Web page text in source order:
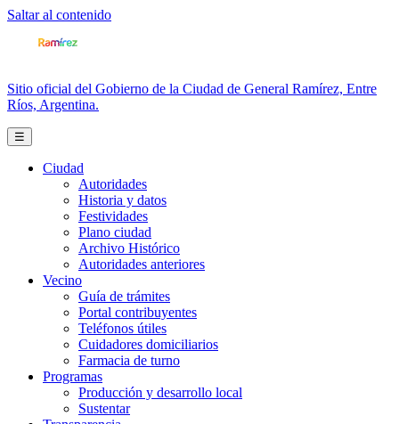
Saltar al contenido
Sitio oficial del Gobierno de la Ciudad de General Ramírez, Entre
Ríos, Argentina.
☰
Ciudad
Autoridades
Historia y datos
Festividades
Plano ciudad
Archivo Histórico
Autoridades anteriores
Vecino
Guía de trámites
Portal contribuyentes
Teléfonos útiles
Cuidadores domiciliarios
Farmacia de turno
Programas
Producción y desarrollo local
Sustentar